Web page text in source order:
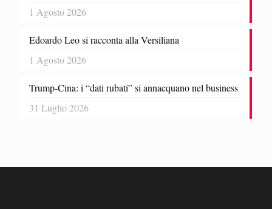
1 Agosto 2026
Edoardo Leo si racconta alla Versiliana
1 Agosto 2026
Trump-Cina: i “dati rubati” si annacquano nel business
31 Luglio 2026